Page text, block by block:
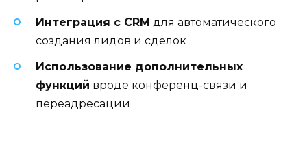
Интеграция с CRM для автоматического
создания лидов и сделок
Использование дополнительных
функций вроде конференц-связи и
переадресации